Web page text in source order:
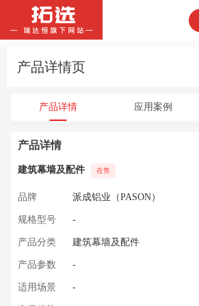
产品详情页
产品详情 应用案例
产品详情
建筑幕墙及配件 在售
品牌 派成铝业（PASON）
规格型号 -
产品分类 建筑幕墙及配件
产品参数 -
适用场景 -